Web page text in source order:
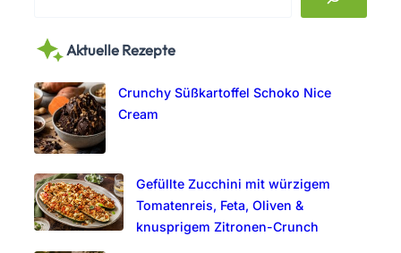
r
h
Aktuelle Rezepte
Crunchy Süßkartoffel Schoko Nice
Cream
Gefüllte Zucchini mit würzigem
Tomatenreis, Feta, Oliven &
knusprigem Zitronen-Crunch